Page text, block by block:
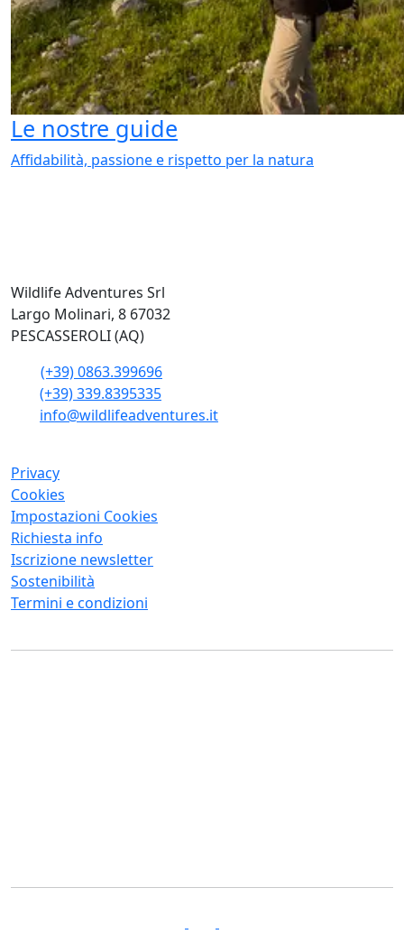
Le nostre guide
Affidabilità, passione e rispetto per la natura
Wildlife Adventures Srl
Largo Molinari, 8 67032
PESCASSEROLI (AQ)
(+39) 0863.399696
(+39) 339.8395335
info@wildlifeadventures.it
Privacy
Cookies
Impostazioni Cookies
Richiesta info
Iscrizione newsletter
Sostenibilità
Termini e condizioni